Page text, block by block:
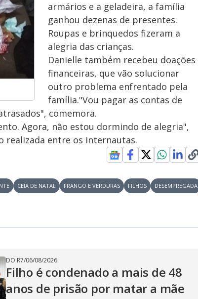
armários e a geladeira, a família
ganhou dezenas de presentes.
Roupas e brinquedos fizeram a
alegria das crianças.
Danielle também recebeu doações
financeiras, que vão solucionar
outro problema enfrentado pela
família."Vou pagar as contas de
comemora.
Agora, não estou dormindo de alegria",
realizada entre os internautas.
CEIA DE NATAL FRANGO E VERDURAS FILHOS DESEMPREGADA
DO R7/06/08/2026
Filho é condenado a mais de 48
anos de prisão por matar a mãe